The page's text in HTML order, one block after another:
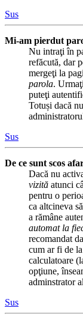
Sus
Mi-am pierdut
Nu intraţi în
refăcută, dar
mergeţi la
parola.
puteţi
Totuși dacă
Sus
De ce sunt scos
Dacă nu
vizită atunci
pentru o
ca altcineva
a rămâne
automat la
recomandat
cum ar fi de
calculatoare
opţiune,
adminstrator
Sus